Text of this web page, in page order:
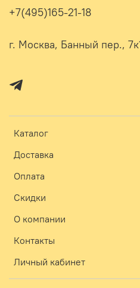
Каталог
Доставка
Оплата
Скидки
О компании
Контакты
Личный кабинет
+7(495)165-21-18
г. Москва, Банный пер.,